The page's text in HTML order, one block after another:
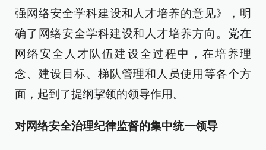
强网络安全学科建设和人才培养的意见》，明
确了网络安全学科建设和人才培养方向。党在
网络安全人才队伍建设全过程中，在培养理
念、建设目标、梯队管理和人员使用等各个方
面，起到了提纲挈领的领导作用。
对网络安全治理纪律监督的集中统一领导